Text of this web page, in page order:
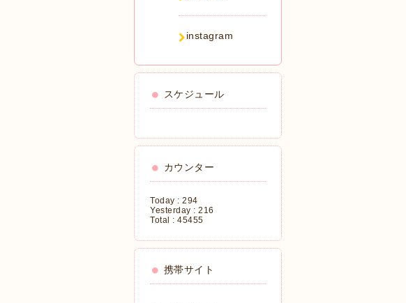
instagram
スケジュール
カウンター
Today : 294
Yesterday : 216
Total : 45455
携帯サイト